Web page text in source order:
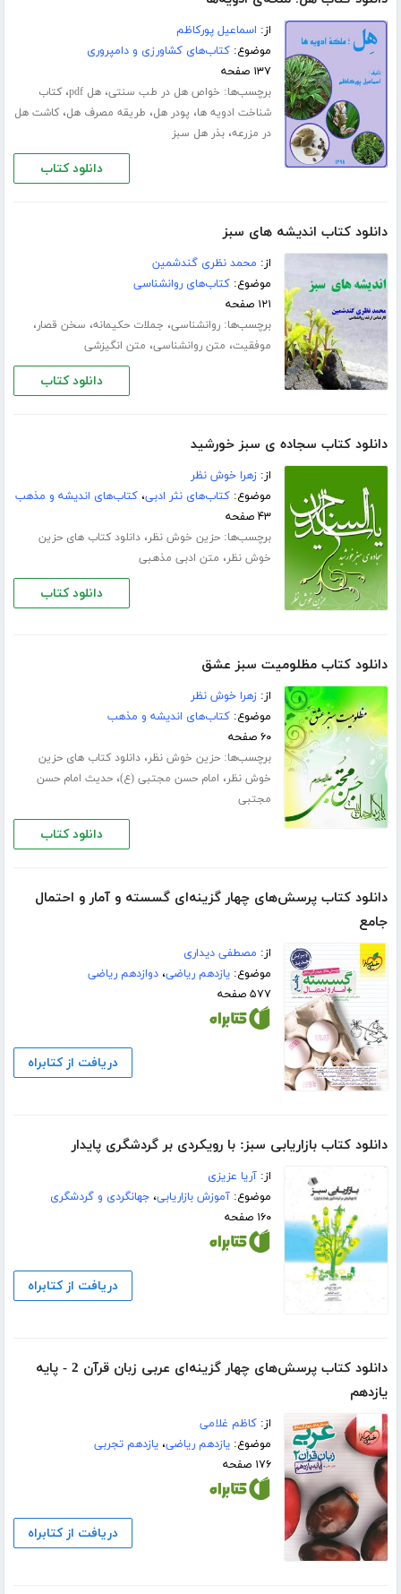
از: اسماعیل پورکاظم
موضوع:کتاب‌های کشاورزی و دامپروری
۱۳۷ صفحه
برچسب‌ها: خواص هل در طب سنتی،هل pdf ،کتاب
شناخت ادویه ها، پودر هل، طریقه مصرف هل،کاشت هل
در مزرعه،بذر هل سبز
دانلود کتاب
دانلود کتاب اندیشه های سبز
از: محمد نظری گندشمین
موضوع:کتاب‌های روانشناسی
۱۲۱ صفحه
برچسب‌ها:روانشناسی، جملات حکیمانه، سخن قصار،
موفقیت، متن روانشناسی، متن انگیزشی
دانلود کتاب
دانلود کتاب سجاده ی سبز خورشید
از:زهرا خوش نظر
موضوع:کتاب‌های نثر ادبی،کتاب‌های اندیشه و مذهب
۴۳ صفحه
برچسب‌ها:حزین خوش نظر،دانلود کتاب های حزین
خوش نظر، متن ادبی مذهبی
دانلود کتاب
دانلود کتاب مظلومیت سبز عشق
از:زهرا خوش نظر
موضوع:کتاب‌های اندیشه و مذهب
۶۰ صفحه
برچسب‌ها:حزین خوش نظر،دانلود کتاب های حزین
خوش نظر، امام حسن مجتبی (ع)،حدیث امام حسن
مجتبی
دانلود کتاب
دانلود کتاب پرسش‌های چهار گزینه‌ای گسسته و آمار و احتمال
جامع
از: مصطفی دیداری
موضوع:یازدهم ریاضی،دوازدهم ریاضی
۵۷۷ صفحه
دریافت از کتابراه
دانلود کتاب بازاریابی سبز: با رویکردی بر گردشگری پایدار
از:آریا عزیزی
موضوع:آموزش بازاریابی،جهانگردی و گردشگری
۱۶۰ صفحه
دریافت از کتابراه
دانلود کتاب پرسش‌های چهار گزینه‌ای عربی زبان قرآن 2 - پایه
یازدهم
از:کاظم غلامی
موضوع:یازدهم ریاضی،یازدهم تجربی
۱۷۶ صفحه
دریافت از کتابراه